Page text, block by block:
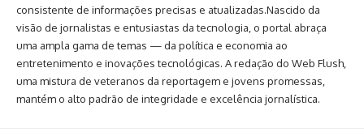
consistente de informações precisas e atualizadas.Nascido da
visão de jornalistas e entusiastas da tecnologia, o portal abraça
uma ampla gama de temas — da política e economia ao
entretenimento e inovações tecnológicas. A redação do Web Flush,
uma mistura de veteranos da reportagem e jovens promessas,
mantém o alto padrão de integridade e excelência jornalística.